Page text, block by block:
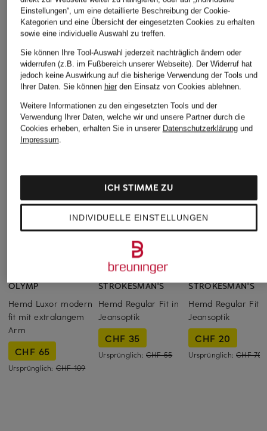
OLYMP
Hemd Luxor modern
fit mit extralangem
Arm
CHF 65
Ursprünglich: CHF 109
STROKESMAN'S
Hemd Regular Fit in
Jeansoptik
CHF 35
Ursprünglich: CHF 55
STROKESMAN'S
Hemd Regular Fit
Jeansoptik
CHF 20
Ursprünglich:CHF 70
Einstellungen“, um eine detaillierte Beschreibung der Cookie-
Kategorien und eine Übersicht der eingesetzten Cookies zu erhalten
sowie eine individuelle Auswahl zu treffen.
Sie können Ihre Tool-Auswahl jederzeit nachträglich ändern oder
widerrufen (z.B. im Fußbereich unserer Webseite). Der Widerruf hat
jedoch keine Auswirkung auf die bisherige Verwendung der Tools und
Ihrer Daten. Sie können hierden Einsatz von Cookies ablehnen.
Weitere Informationen zu den eingesetzten Tools und der
Verwendung Ihrer Daten, welche wir und unsere Partner durch die
Cookies erheben, erhalten Sie in unserer Datenschutzerklärungund
Impressum.
INDIVIDUELLE EINSTELLUNGEN
ICH STIMME ZU